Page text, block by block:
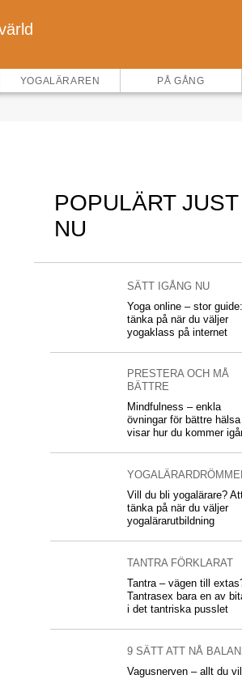
YOGALÄRAREN PÅ GÅNG
POPULÄRT JUST
NU
SÄTT IGÅNG NU
Yoga online – stor
tänka på när du väljer
yogaklass på internet
PRESTERA OCH MÅ
BÄTTRE
Mindfulness – enkla
övningar för bättre
visar hur du kommer
Vill du bli yogalärare?
tänka på när du väljer
yogalärarutbildning
TANTRA FÖRKLARAT
Tantra – vägen till
Tantrasex bara en av
i det tantriska pusslet
9 SÄTT ATT NÅ
Vagusnerven – allt du vill